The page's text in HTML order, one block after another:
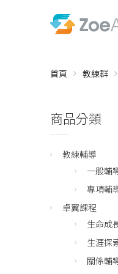
首頁 教練群
商品分類
教練輔導
一般輔
專項輔
卓翼課程
生命成
生涯探
關係輔